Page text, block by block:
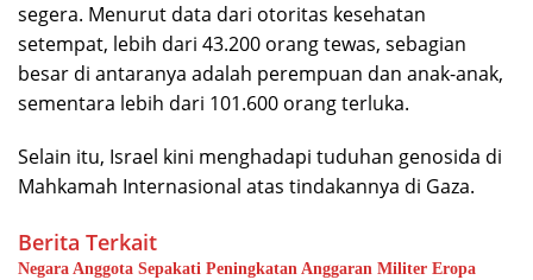
segera. Menurut data dari otoritas kesehatan
setempat, lebih dari 43.200 orang tewas, sebagian
besar di antaranya adalah perempuan dan anak-anak,
sementara lebih dari 101.600 orang terluka.
Selain itu, Israel kini menghadapi tuduhan genosida di
Mahkamah Internasional atas tindakannya di Gaza.
Berita Terkait
Negara Anggota Sepakati Peningkatan Anggaran Militer Eropa